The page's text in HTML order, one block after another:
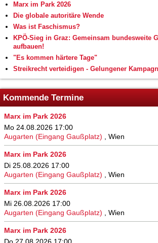
Marx im Park 2026
Die globale autoritäre Wende
Was ist Faschismus?
KPÖ-Sieg in Graz: Gemeinsam bundesweite
aufbauen!
"Es kommen härtere Tage"
Streikrecht verteidigen - Gelungener
Kommende Termine
Marx im Park 2026
Mo 24.08.2026 17:00
Augarten (Eingang Gaußplatz)
Wien
Marx im Park 2026
Di 25.08.2026 17:00
Augarten (Eingang Gaußplatz)
Wien
Marx im Park 2026
Mi 26.08.2026 17:00
Augarten (Eingang Gaußplatz)
Wien
Marx im Park 2026